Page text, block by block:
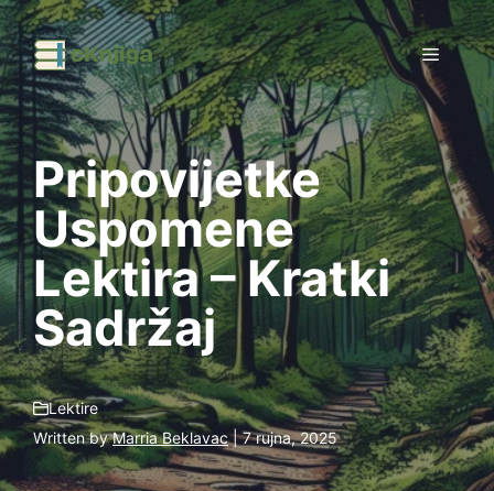
Preskoči
na
sadržaj
Pripovijetke
Uspomene
Lektira – Kratki
Sadržaj
Lektire
Written byMarria Beklavac| 7 rujna, 2025